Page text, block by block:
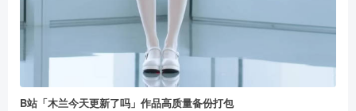
B站「木兰今天更新了吗」作品高质量备份打包